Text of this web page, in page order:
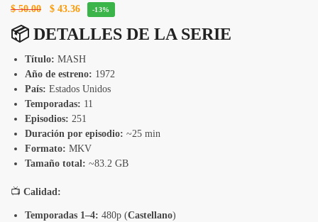
$50.00 $ 43.36 -13%
📦 DETALLES DE LA SERIE
Título: MASH
Año de estreno: 1972
País: Estados Unidos
Temporadas: 11
Episodios: 251
Duración por episodio: ~25 min
Formato: MKV
Tamaño total: ~83.2 GB
📺 Calidad:
Temporadas 1–4: 480p (Castellano)